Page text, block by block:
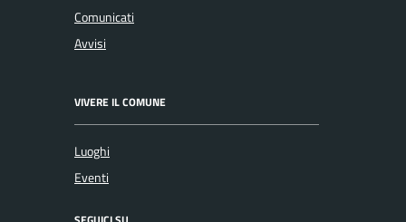
Comunicati
Avvisi
VIVERE IL COMUNE
Luoghi
Eventi